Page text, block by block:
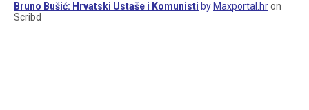
Bruno Bušić: Hrvatski Ustaše i Komunisti by Maxportal.hron
Scribd